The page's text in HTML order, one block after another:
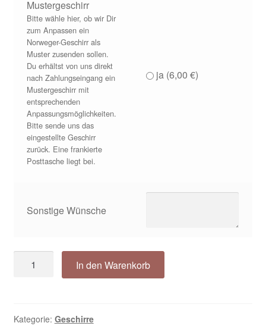
Mustergeschirr
Bitte wähle hier, ob wir Dir
zum Anpassen ein
Norweger-Geschirr als
Muster zusenden sollen.
Du erhältst von uns direkt
nach Zahlungseingang ein
Mustergeschirr mit
entsprechenden
Anpassungsmöglichkeiten.
Bitte sende uns das
eingestellte Geschirr
zurück. Eine frankierte
Posttasche liegt bei.
ja (6,00€)
Sonstige Wünsche
Geschirr
Menge
In den Warenkorb
Kategorie: Geschirre